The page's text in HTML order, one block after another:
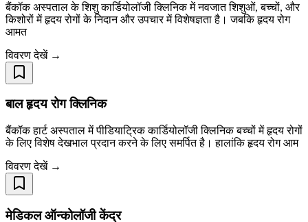
बैंकॉक अस्पताल के शिशु कार्डियोलॉजी क्लिनिक में नवजात शिशुओं, बच्चों, और
किशोरों में हृदय रोगों के निदान और उपचार में विशेषज्ञता है। जबकि हृदय रोग
आमत
विवरण देखें →
बाल हृदय रोग क्लिनिक
बैंकॉक हार्ट अस्पताल में पीडियाट्रिक कार्डियोलॉजी क्लिनिक बच्चों में हृदय रोगों
के लिए विशेष देखभाल प्रदान करने के लिए समर्पित है। हालांकि हृदय रोग आम
विवरण देखें →
मेडिकल ऑन्कोलॉजी केंद्र